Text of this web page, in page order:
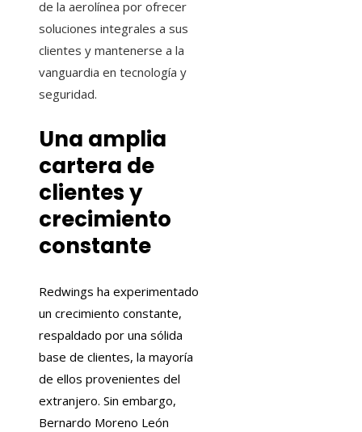
de la aerolínea por ofrecer
soluciones integrales a sus
clientes y mantenerse a la
vanguardia en tecnología y
seguridad.
Una amplia
cartera de
clientes y
crecimiento
constante
Redwings ha experimentado
un crecimiento constante,
respaldado por una sólida
base de clientes, la mayoría
de ellos provenientes del
extranjero. Sin embargo,
Bernardo Moreno León